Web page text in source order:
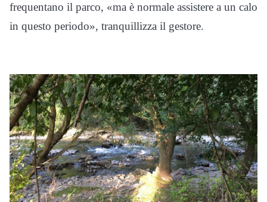
frequentano il parco, «ma è normale assistere a un calo
in questo periodo», tranquillizza il gestore.